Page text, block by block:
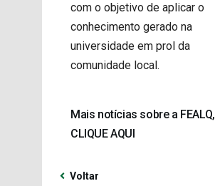
com o objetivo de aplicar o
conhecimento gerado na
universidade em prol da
comunidade local.
Mais notícias sobre a FEALQ,
CLIQUE AQUI
Voltar